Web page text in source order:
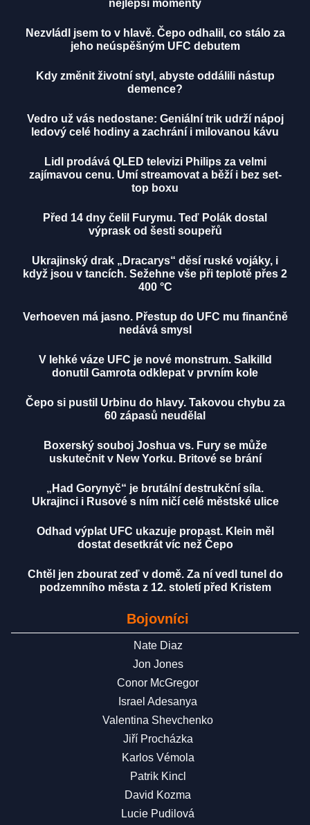
nejlepší momenty
Nezvládl jsem to v hlavě. Čepo odhalil, co stálo za
jeho neúspěšným UFC debutem
Kdy změnit životní styl, abyste oddálili nástup
demence?
Vedro už vás nedostane: Geniální trik udrží nápoj
ledový celé hodiny a zachrání i milovanou kávu
Lidl prodává QLED televizi Philips za velmi
zajímavou cenu. Umí streamovat a běží i bez set-
top boxu
Před 14 dny čelil Furymu. Teď Polák dostal
výprask od šesti soupeřů
Ukrajinský drak „Dracarys“ děsí ruské vojáky, i
když jsou v tancích. Sežehne vše při teplotě přes 2
400 °C
Verhoeven má jasno. Přestup do UFC mu finančně
nedává smysl
V lehké váze UFC je nové monstrum. Salkilld
donutil Gamrota odklepat v prvním kole
Čepo si pustil Urbinu do hlavy. Takovou chybu za
60 zápasů neudělal
Boxerský souboj Joshua vs. Fury se může
uskutečnit v New Yorku. Britové se brání
„Had Gorynyč“ je brutální destrukční síla.
Ukrajinci i Rusové s ním ničí celé městské ulice
Odhad výplat UFC ukazuje propast. Klein měl
dostat desetkrát víc než Čepo
Chtěl jen zbourat zeď v domě. Za ní vedl tunel do
podzemního města z 12. století před Kristem
Bojovníci
Nate Diaz
Jon Jones
Conor McGregor
Israel Adesanya
Valentina Shevchenko
Jiří Procházka
Karlos Vémola
Patrik Kincl
David Kozma
Lucie Pudilová